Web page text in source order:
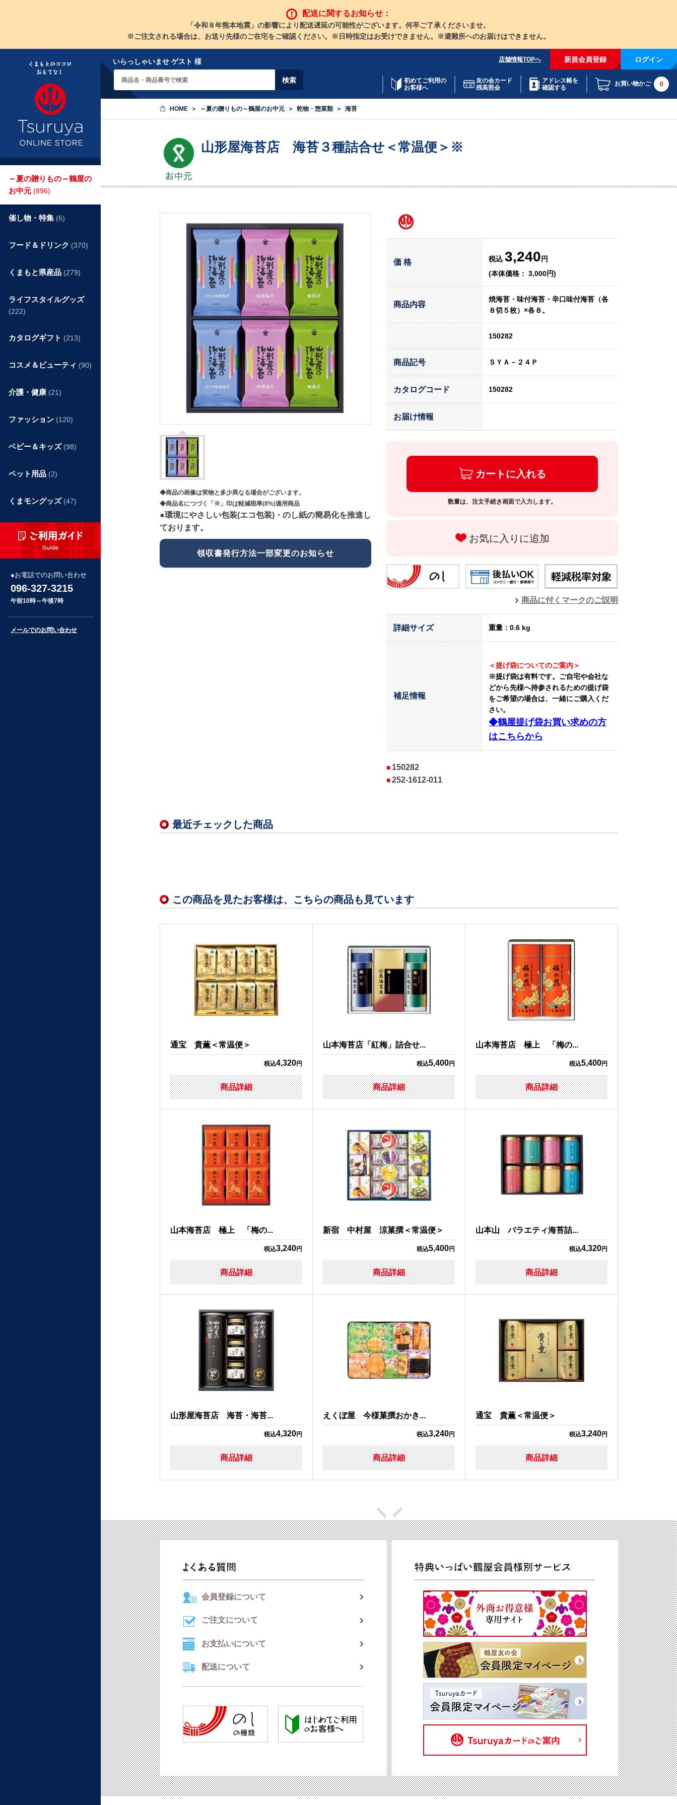
配送に関するお知らせ：
「令和８年熊本地震」の影響により配送遅延の可能性がございます。何卒ご了承くださいませ。
※ご注文される場合は、お送り先様のご在宅をご確認ください。※日時指定はお受けできません。※避難所へのお届けはできません。
いらっしゃいませ ゲスト 様 店舗情報TOPへ 新規会員登録 ログイン
初めてご利用の
お客様へ
友の会カード
残高照会
アドレス帳を
確認する
お買い物かご 0
HOME ～夏の贈りもの～鶴屋のお中元 乾物・惣菜類 海苔
山形屋海苔店 海苔３種詰合せ＜常温便＞※
◆商品の画像は実物と多少異なる場合がございます。
◆商品名につづく「※」印は軽減税率(8%)適用商品
●環境にやさしい包装(エコ包装)・のし紙の簡易化を推進し
ております。
領収書発行方法一部変更のお知らせ
価 格 税込 3,240 円
(本体価格： 3,000円)
商品内容
焼海苔・味付海苔・辛口味付海苔（各
８切５枚）×各８。
150282
商品記号 ＳＹＡ－２４Ｐ
カタログコード 150282
お届け情報
カートに入れる
数量は、注文手続き画面で入力します。
お気に入りに追加
商品に付くマークのご説明
詳細サイズ 重量：0.6 kg
補足情報
＜提げ袋についてのご案内＞
※提げ袋は有料です。 ご自宅や会社な
どから先様へ持参されるための提げ袋
をご希望の場合は、一緒にご購入くだ
さい。
◆鶴屋提げ袋お買い求めの方
はこちらから
150282
252-1612-011
最近チェックした商品
この商品を見たお客様は、こちらの商品も見ています
通宝 貴薫＜常温便＞
税込4,320円
商品詳細
山本海苔店「紅梅」詰合せ...
税込5,400円
商品詳細
山本海苔店 極上 「梅の...
税込5,400円
商品詳細
山本海苔店 極上 「梅の...
税込3,240円
商品詳細
新宿 中村屋 涼菓撰＜常温便＞
税込5,400円
商品詳細
山本山 バラエティ海苔詰...
税込4,320円
商品詳細
山形屋海苔店 海苔・海苔...
税込4,320円
商品詳細
えくぼ屋 今様菓撰おかき...
税込3,240円
商品詳細
通宝 貴薫＜常温便＞
税込3,240円
商品詳細
～夏の贈りもの～鶴屋の
お中元 (896)
催し物・特集 (6)
フード＆ドリンク (370)
くまもと県産品 (279)
ライフスタイルグッズ
(222)
カタログギフト (213)
コスメ＆ビューティ (90)
介護・健康 (21)
ファッション (120)
ベビー＆キッズ (98)
ペット用品 (2)
くまモングッズ (47)
お電話でのお問い合わせ
096-327-3215
午前10時～午後7時
メールでのお問い合わせ
会員登録について
ご注文について
お支払いについて
配送について